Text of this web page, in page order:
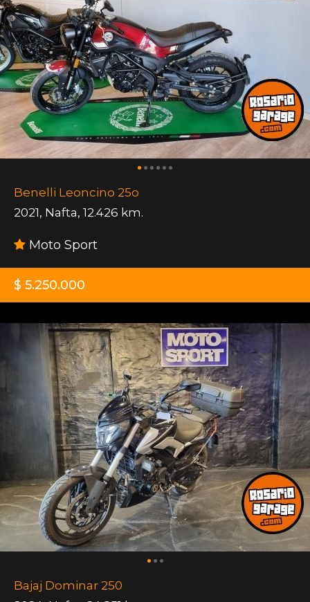
Benelli Leoncino 25o
2021, Nafta, 12.426 km.
Moto Sport
$ 5.250.000
Bajaj Dominar 250